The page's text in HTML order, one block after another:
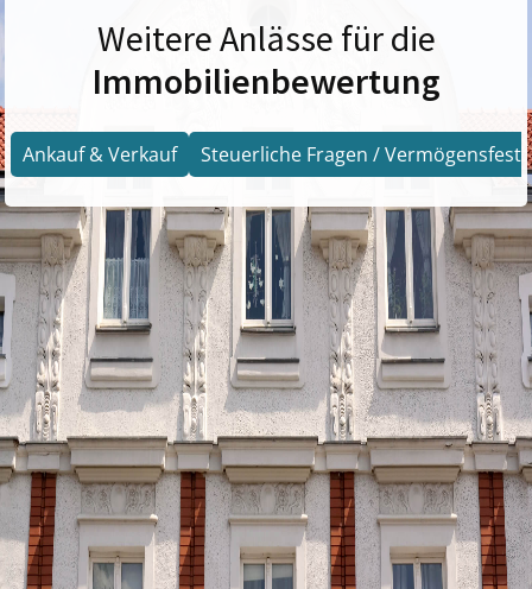
Weitere Anlässe für die
Immobilienbewertung
Ankauf & Verkauf Steuerliche Fragen /